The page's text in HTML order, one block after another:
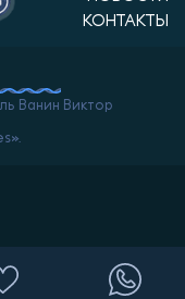
КОНТАКТЫ
Ванин Виктор